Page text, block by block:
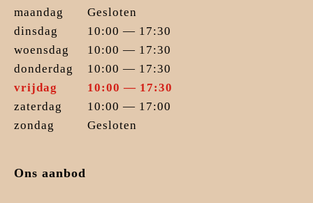
maandag
Gesloten
dinsdag
10:00 — 17:30
woensdag
10:00 — 17:30
donderdag
10:00 — 17:30
vrijdag
10:00 — 17:30
zaterdag
10:00 — 17:00
zondag
Gesloten
Ons aanbod